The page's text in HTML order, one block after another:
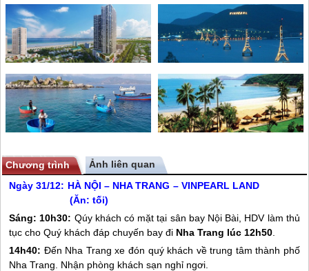
Chương trình
Ảnh liên quan
Ngày 31/12: HÀ NỘI – NHA TRANG – VINPEARL LAND
(Ăn: tối)
Sáng: 10h30: Qúy khách có mặt tại sân bay Nội Bài, HDV làm thủ
tục cho Quý khách đáp chuyến bay đi Nha Trang lúc 12h50
14h40: Đến Nha Trang xe đón quý khách về trung tâm thành phố
Nha Trang . Nhận phòng khách sạn nghỉ ngơi.